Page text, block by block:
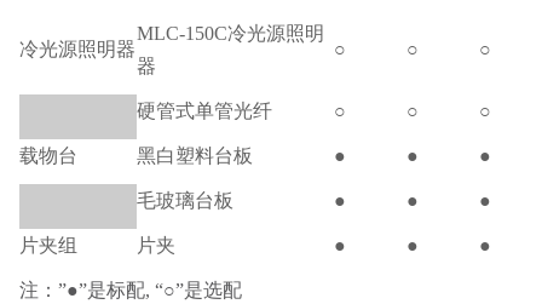
冷光源照明器
MLC-150C冷光源照明
器
○ ○ ○
硬管式单管光纤 ○ ○ ○
载物台 黑白塑料台板 ● ● ●
毛玻璃台板 ● ● ●
片夹组 片夹 ● ● ●
注： ”●”是标配, “○”是选配